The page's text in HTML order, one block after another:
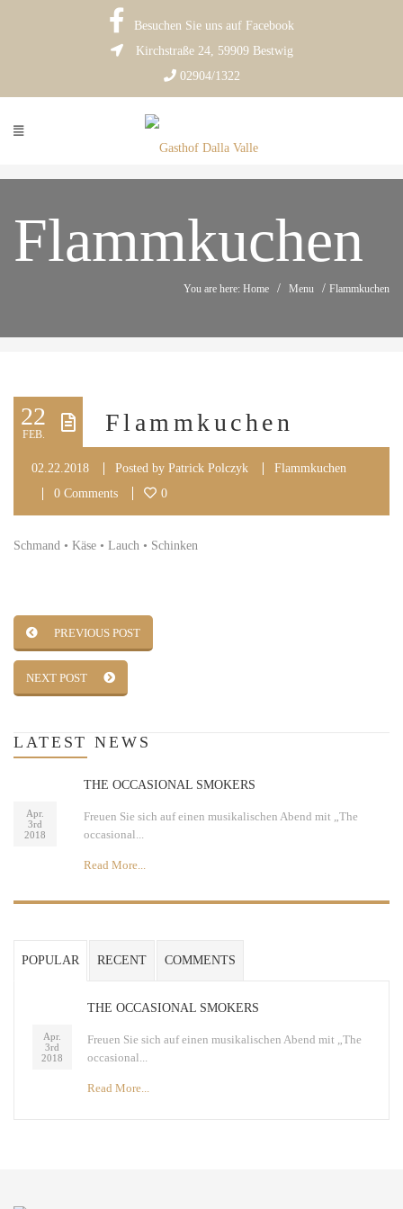
Besuchen Sie uns auf Facebook
Kirchstraße 24, 59909 Bestwig
02904/1322
Flammkuchen
You are here: Home / Menu / Flammkuchen
22
FEB. Flammkuchen
02.22.2018 Posted by Patrick Polczyk
Flammkuchen
0 Comments
0
Schmand • Käse • Lauch • Schinken
PREVIOUS POST
NEXT POST
LATEST NEWS
Apr.
3rd
2018
THE OCCASIONAL SMOKERS
Freuen Sie sich auf einen musikalischen Abend mit „The
occasional...
Read More...
POPULAR RECENT COMMENTS
Apr.
3rd
2018
THE OCCASIONAL SMOKERS
Freuen Sie sich auf einen musikalischen Abend mit „The
occasional...
Read More...